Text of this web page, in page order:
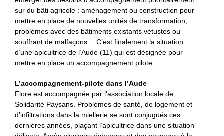
sur du bâti agricole : aménagement ou construction pour
mettre en place de nouvelles unités de transformation,
problèmes avec des bâtiments existants vétustes ou
souffrant de malfaçons… C’est finalement la situation
d’une apicultrice de l’Aude (11) qui est désignée pour
mettre en place un accompagnement pilote.
L’accompagnement-pilote dans l’Aude
Flore est accompagnée par l’association locale de
Solidarité Paysans. Problèmes de santé, de logement et
d’infiltrations dans la miellerie se sont conjugués ces
dernières années, plaçant l’apicultrice dans une situation